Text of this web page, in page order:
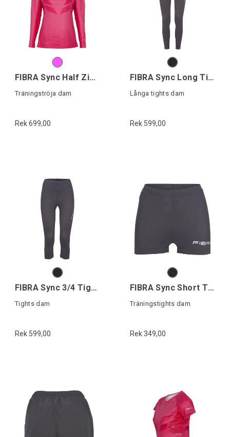
FIBRA Sync Half Zip W
Träningströja dam
Rek 699,00
FIBRA Sync Long Tights W
Långa tights dam
Rek 599,00
FIBRA Sync 3/4 Tights W
Tights dam
Rek 599,00
FIBRA Sync Short Tights W
Träningstights dam
Rek 349,00